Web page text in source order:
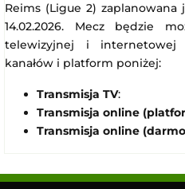
Reims (Ligue 2)
14.02.2026. Mecz będzie
telewizyjnej i
kanałów i platform poniżej:
Transmisja TV:
Transmisja online
Transmisja online